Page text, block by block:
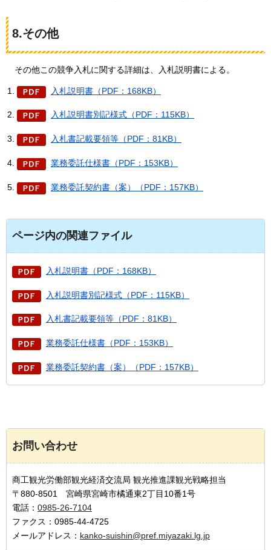
8.その他
その他この競争入札に関する詳細は、入札説明書による。
入札説明書（PDF：168KB）
入札説明書別記様式（PDF：115KB）
入札書記載要領等（PDF：81KB）
業務委託仕様書（PDF：153KB）
業務委託契約書（案）（PDF：157KB）
ページ内の関連ファイル
入札説明書（PDF：168KB）
入札説明書別記様式（PDF：115KB）
入札書記載要領等（PDF：81KB）
業務委託仕様書（PDF：153KB）
業務委託契約書（案）（PDF：157KB）
お問い合わせ
商工観光労働部観光経済交流局 観光推進課観光戦略担当
〒880-8501 宮崎県宮崎市橘通東2丁目10番1号
電話： 0985-26-7104
ファクス：0985-44-4725
メールアドレス： kanko-suishin@pref.miyazaki.lg.jp